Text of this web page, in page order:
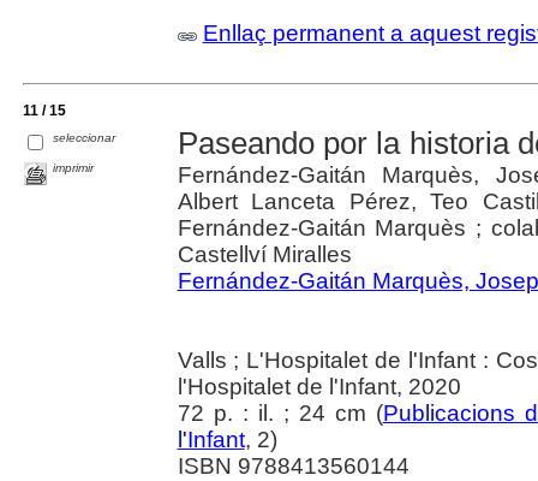
Enllaç permanent a aquest
11 / 15
seleccionar
imprimir
Paseando por la historia
Fernández-Gaitán Marquès,
Albert Lanceta Pérez, Teo
Fernández-Gaitán Marquès ;
Castellví Miralles
Fernández-Gaitán Marquès, Josep
Valls ; L'Hospitalet de l'Infant :
l'Hospitalet de l'Infant, 2020
72 p. : il. ; 24 cm (Publicacions
l'Infant, 2)
ISBN 9788413560144